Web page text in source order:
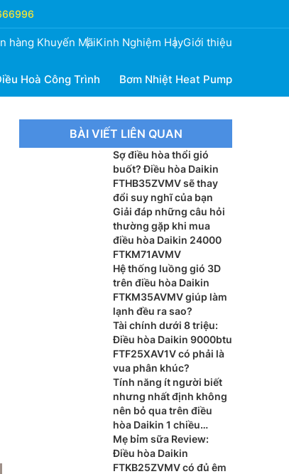
hàng Khuyến MãiKinh Nghiệm HayGiới thiệu
Hoà Công Trình Bơm Nhiệt Heat Pump
BÀI VIẾT LIÊN QUAN
Sợ điều hòa thổi gió
buốt? Điều hòa Daikin
FTHB35ZVMV sẽ thay
đổi suy nghĩ của bạn
Giải đáp những câu hỏi
thường gặp khi mua
điều hòa Daikin 24000
FTKM71AVMV
Hệ thống luồng gió 3D
trên điều hòa Daikin
FTKM35AVMV giúp làm
lạnh đều ra sao?
Tài chính dưới 8 triệu:
Điều hòa Daikin 9000btu
FTF25XAV1V có phải là
vua phân khúc?
Tính năng ít người biết
nhưng nhất định không
nên bỏ qua trên điều
hòa Daikin 1 chiều
FTHB35ZVMV
Mẹ bỉm sữa Review:
Điều hòa Daikin
FTKB25ZVMV có đủ êm